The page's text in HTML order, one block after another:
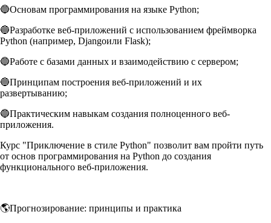
🔵Основам программирования на языке Python;
🔵Разработке веб-приложений с использованием фреймворка
Python (например, Djangoили Flask);
🔵Работе с базами данных и взаимодействию с сервером;
🔵Принципам построения веб-приложений и их
развертыванию;
🔵Практическим навыкам создания полноценного веб-
приложения.
Курс "Приключение в стиле Python" позволит вам пройти путь
от основ программирования на Python до создания
функционального веб-приложения.
🌎Прогнозирование: принципы и практика